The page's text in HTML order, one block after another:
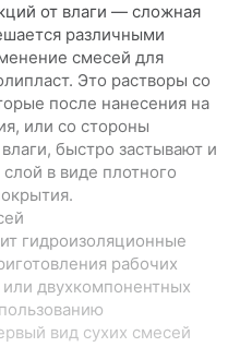
от влаги — сложная
различными
смесей для
Это растворы со
после нанесения на
или со стороны
быстро застывают и
в виде плотного
гидроизоляционные
рабочих
двухкомпонентных
вид сухих смесей